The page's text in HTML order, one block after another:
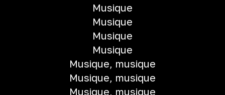
Musique
Musique
Musique
Musique
Musique, musique
Musique, musique
Musique, musique